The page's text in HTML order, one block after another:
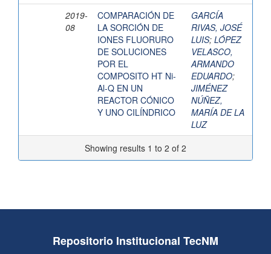
2019-
08
COMPARACIÓN DE
LA SORCIÓN DE
IONES FLUORURO
DE SOLUCIONES
POR EL
COMPOSITO HT Ni-
Al-Q EN UN
REACTOR CÓNICO
Y UNO CILÍNDRICO
GARCÍA
RIVAS, JOSÉ
LUIS; LÓPEZ
VELASCO,
ARMANDO
EDUARDO;
JIMÉNEZ
NÚÑEZ,
MARÍA DE LA
LUZ
Showing results 1 to 2 of 2
Repositorio Institucional TecNM